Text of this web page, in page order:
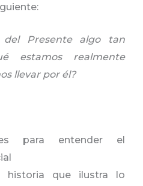
del Presente algo tan
estamos realmente
llevar por él?
para entender el
historia que ilustra lo